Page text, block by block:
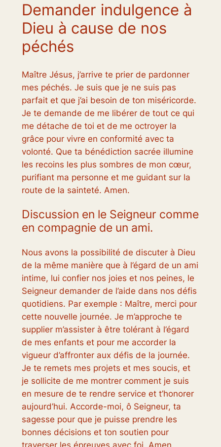
Demander indulgence à
Dieu à cause de nos
péchés
Maître Jésus, j’arrive te prier de pardonner
mes péchés. Je suis que je ne suis pas
parfait et que j’ai besoin de ton miséricorde.
Je te demande de me libérer de tout ce qui
me détache de toi et de me octroyer la
grâce pour vivre en conformité avec ta
volonté. Que ta bénédiction sacrée illumine
les recoins les plus sombres de mon cœur,
purifiant ma personne et me guidant sur la
route de la sainteté. Amen.
Discussion en le Seigneur comme
en compagnie de un ami.
Nous avons la possibilité de discuter à Dieu
de la même manière que à l’égard de un ami
intime, lui confier nos joies et nos peines, le
Seigneur demander de l’aide dans nos défis
quotidiens. Par exemple : Maître, merci pour
cette nouvelle journée. Je m’approche te
supplier m’assister à être tolérant à l’égard
de mes enfants et pour me accorder la
vigueur d’affronter aux défis de la journée.
Je te remets mes projets et mes soucis, et
je sollicite de me montrer comment je suis
en mesure de te rendre service et t’honorer
aujourd’hui. Accorde-moi, ô Seigneur, ta
sagesse pour que je puisse prendre les
bonnes décisions et ton soutien pour